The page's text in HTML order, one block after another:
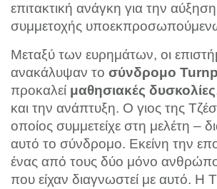
επιτακτική ανάγκη για την
συμμετοχής
Μεταξύ των ευρημάτων, οι
ανακάλυψαν το σύνδρομο
προκαλεί μαθησιακές δυσκολίες
και την ανάπτυξη. Ο γιος της
οποίος συμμετείχε στη μελέτη –
αυτό το σύνδρομο. Εκείνη την
ένας από τους δύο μόνο
που είχαν διαγνωστεί με αυτό. Η